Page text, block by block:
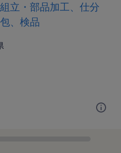
立・部品加工、仕分
、検品